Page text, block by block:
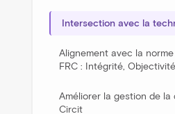
Intersection avec la
Alignement avec la
FRC : Intégrité,
Améliorer la gestion de
Circit